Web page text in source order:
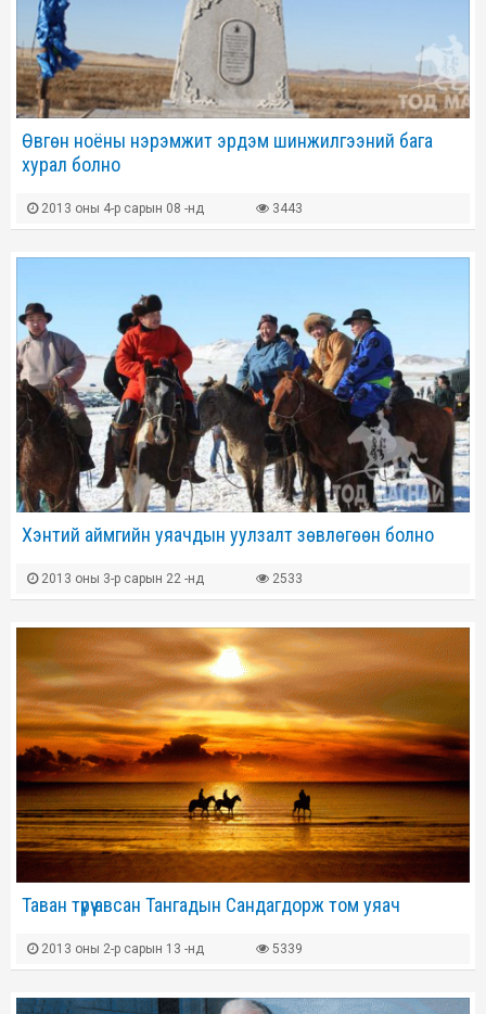
Өвгөн ноёны нэрэмжит эрдэм шинжилгээний бага
хурал болно
2013 оны 4-р сарын 08 -нд 3443
Хэнтий аймгийн уяачдын уулзалт зөвлөгөөн болно
2013 оны 3-р сарын 22 -нд 2533
Таван түрүү авсан Тангадын Сандагдорж том уяач
2013 оны 2-р сарын 13 -нд 5339